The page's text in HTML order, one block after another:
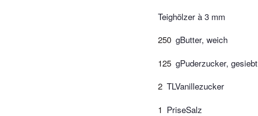
Teighölzer à 3 mm
250 gButter, weich
125 gPuderzucker, gesiebt
2 TLVanillezucker
1 PriseSalz